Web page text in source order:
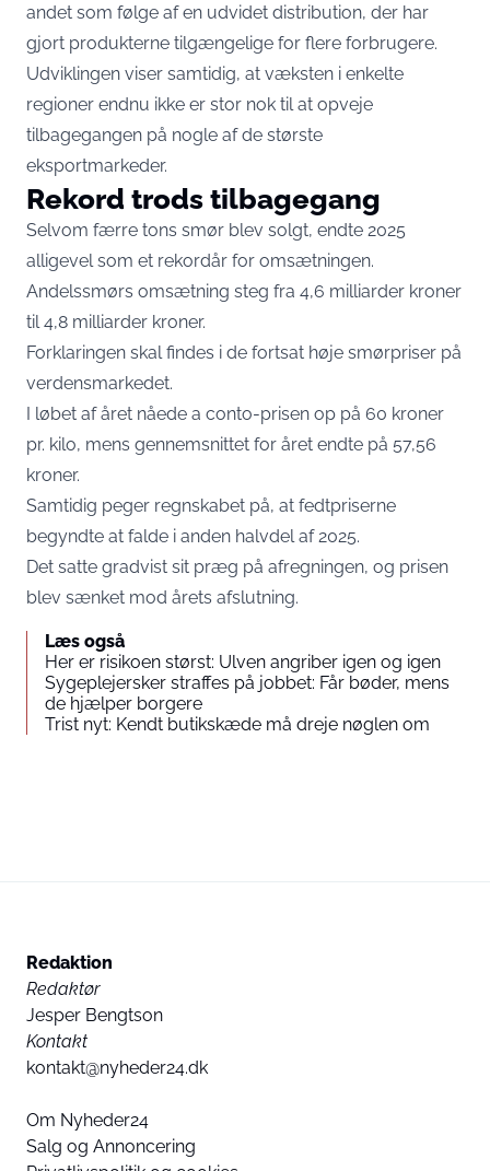
andet som følge af en udvidet distribution, der har
gjort produkterne tilgængelige for flere forbrugere.
Udviklingen viser samtidig, at væksten i enkelte
regioner endnu ikke er stor nok til at opveje
tilbagegangen på nogle af de største
eksportmarkeder.
Rekord trods tilbagegang
Selvom færre tons smør blev solgt, endte 2025
alligevel som et rekordår for omsætningen.
Andelssmørs omsætning steg fra 4,6 milliarder kroner
til 4,8 milliarder kroner.
Forklaringen skal findes i de fortsat høje smørpriser på
verdensmarkedet.
I løbet af året nåede a conto-prisen op på 60 kroner
pr. kilo, mens gennemsnittet for året endte på 57,56
kroner.
Samtidig peger regnskabet på, at fedtpriserne
begyndte at falde i anden halvdel af 2025.
Det satte gradvist sit præg på afregningen, og prisen
blev sænket mod årets afslutning.
Læs også
Her er risikoen størst: Ulven angriber igen og igen
Sygeplejersker straffes på jobbet: Får bøder, mens
de hjælper borgere
Trist nyt: Kendt butikskæde må dreje nøglen om
Redaktion
Redaktør
Jesper Bengtson
Kontakt
kontakt@nyheder24.dk
Om Nyheder24
Salg og Annoncering